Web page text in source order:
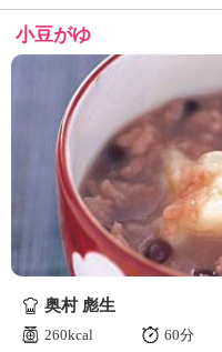
小豆がゆ
奥村 彪生
260kcal
60分